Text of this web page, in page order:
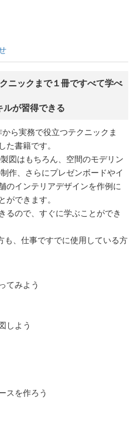
ニックまで１冊ですべて学べ
ルが習得できる
ら実務で役立つテクニックま
た書籍です。
図はもちろん、空間のモデリン
作、さらにプレゼンボードやイ
のインテリアデザインを作例に
ができます。
るので、すぐに学ぶことができ
も、仕事ですでに使用している方
てみよう
しよう
を作ろう